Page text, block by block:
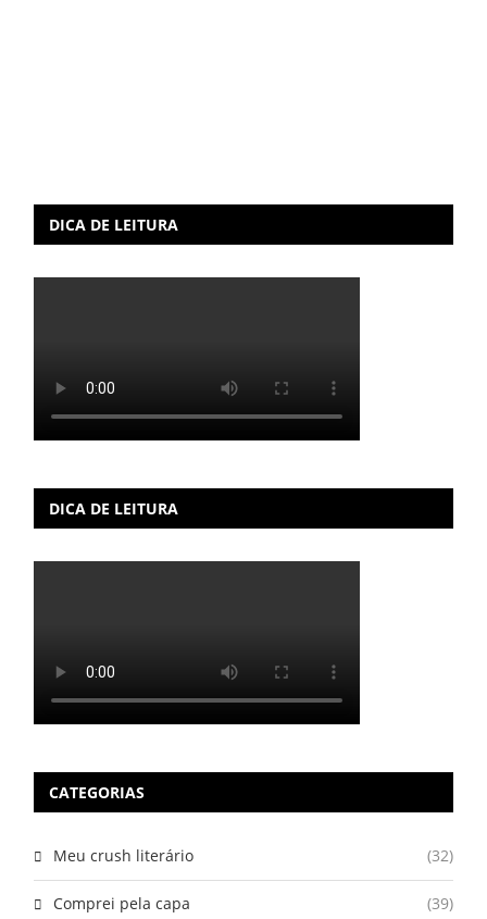
DICA DE LEITURA
DICA DE LEITURA
CATEGORIAS
Meu crush literário (32)
Comprei pela capa (39)